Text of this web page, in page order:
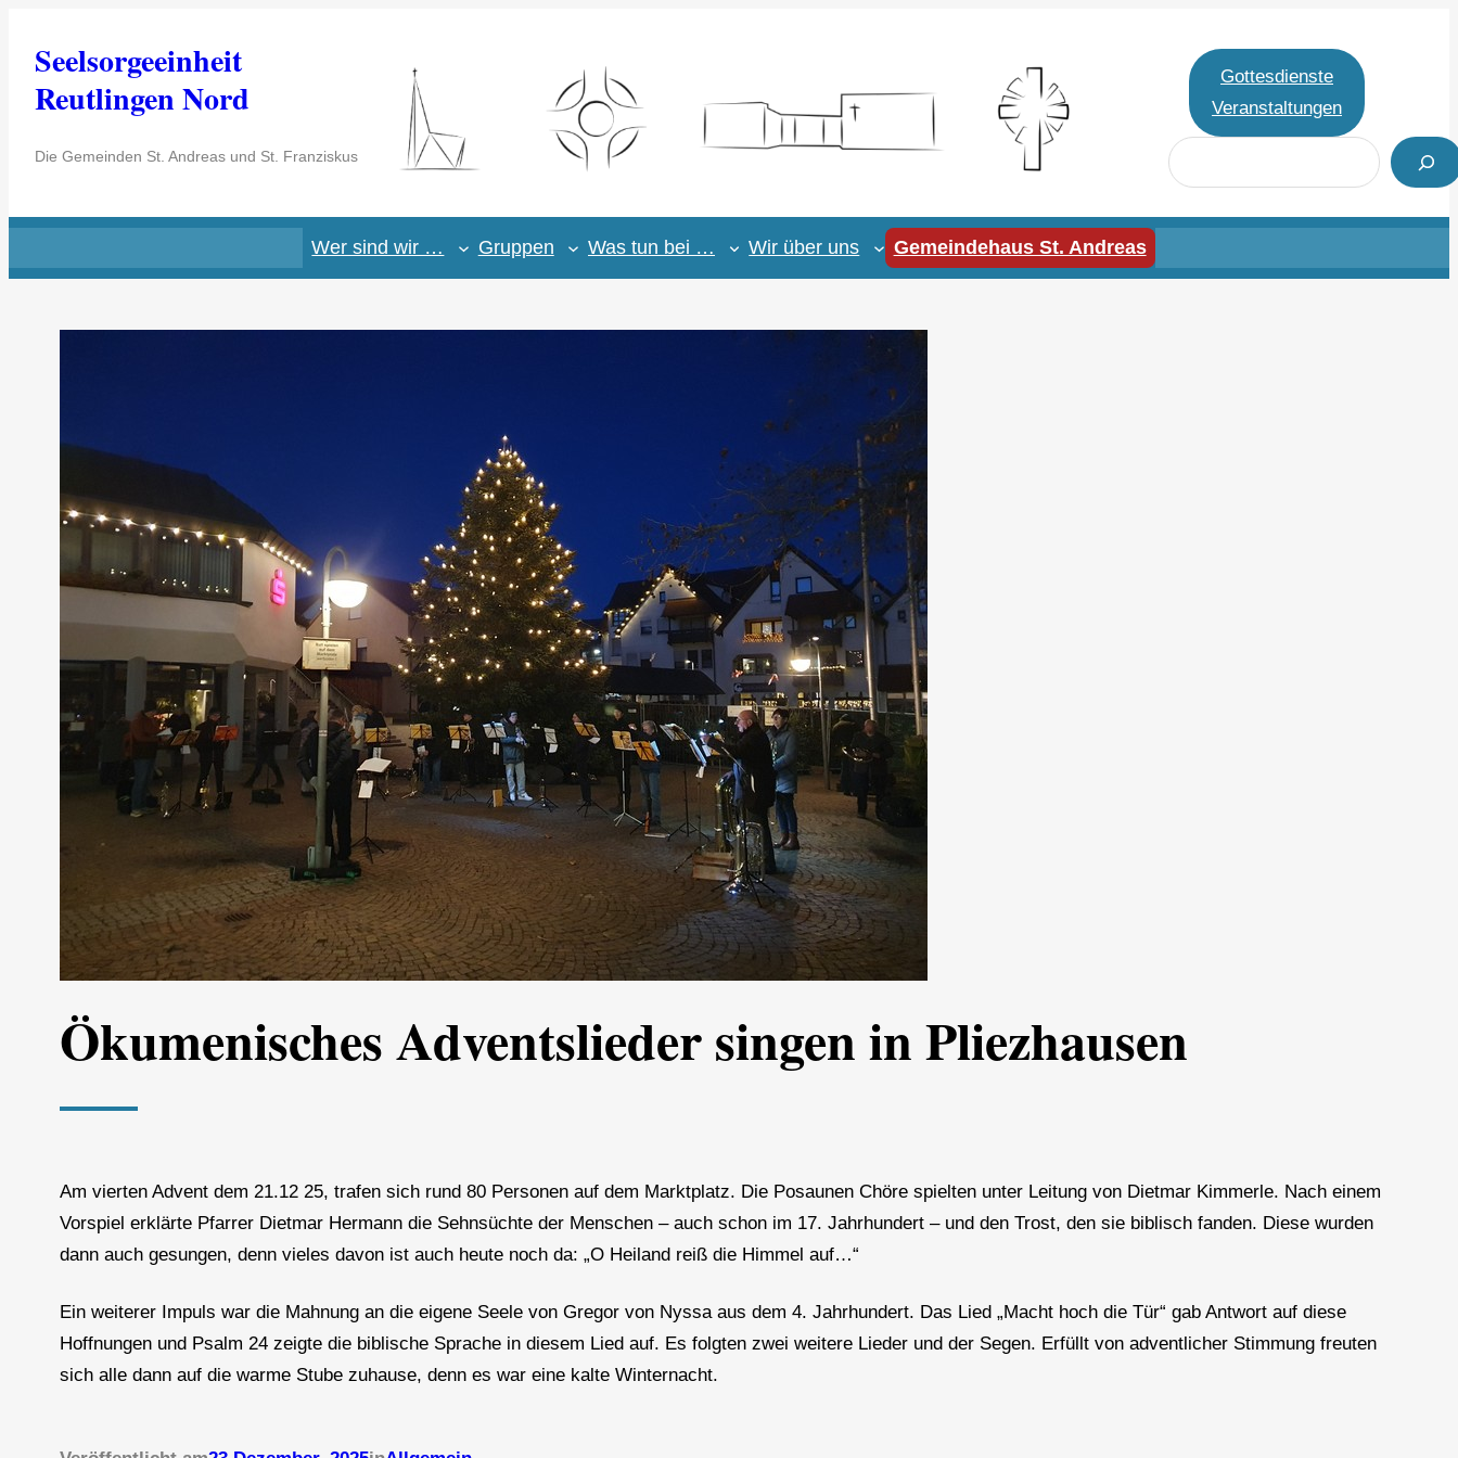
Inhalt
springen
Seelsorgeeinheit
Reutlingen Nord
Die Gemeinden St. Andreas und St. Franziskus
Gottesdienste
Veranstaltungen
S
u
c
e
Wer sind wir … Gruppen Was tun bei … Wir über uns Gemeindehaus St. Andreas
Ökumenisches Adventslieder singen in Pliezhausen
Am vierten Advent dem 21.12 25, trafen sich rund 80 Personen auf dem Marktplatz. Die Posaunen Chöre spielten unter Leitung von Dietmar Kimmerle. Nach einem
Vorspiel erklärte Pfarrer Dietmar Hermann die Sehnsüchte der Menschen – auch schon im 17. Jahrhundert – und den Trost, den sie biblisch fanden. Diese wurden
dann auch gesungen, denn vieles davon ist auch heute noch da: „O Heiland reiß die Himmel auf…“
Ein weiterer Impuls war die Mahnung an die eigene Seele von Gregor von Nyssa aus dem 4. Jahrhundert. Das Lied „Macht hoch die Tür“ gab Antwort auf diese
Hoffnungen und Psalm 24 zeigte die biblische Sprache in diesem Lied auf. Es folgten zwei weitere Lieder und der Segen. Erfüllt von adventlicher Stimmung freuten
sich alle dann auf die warme Stube zuhause, denn es war eine kalte Winternacht.